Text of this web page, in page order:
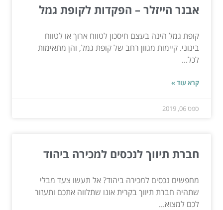
אבנר הייזלר – הפקדות לקופת גמל
קופת גמל הינה בעצם חיסכון לטווח ארוך או לטווח
בינוני. קיימות מגוון רחב של קופת גמל, והן מתאימות
לכל...
קרא עוד »
ספט 06, 2019
חברת תיווך לנכסים למכירה ביהוד
מחפשים נכסים למכירה ביהוד? אל תעשו צעד מבלי
שתהיה חברת תיווך בקרית אונו שתלווה אתכם ותעזור
לכם למצוא...